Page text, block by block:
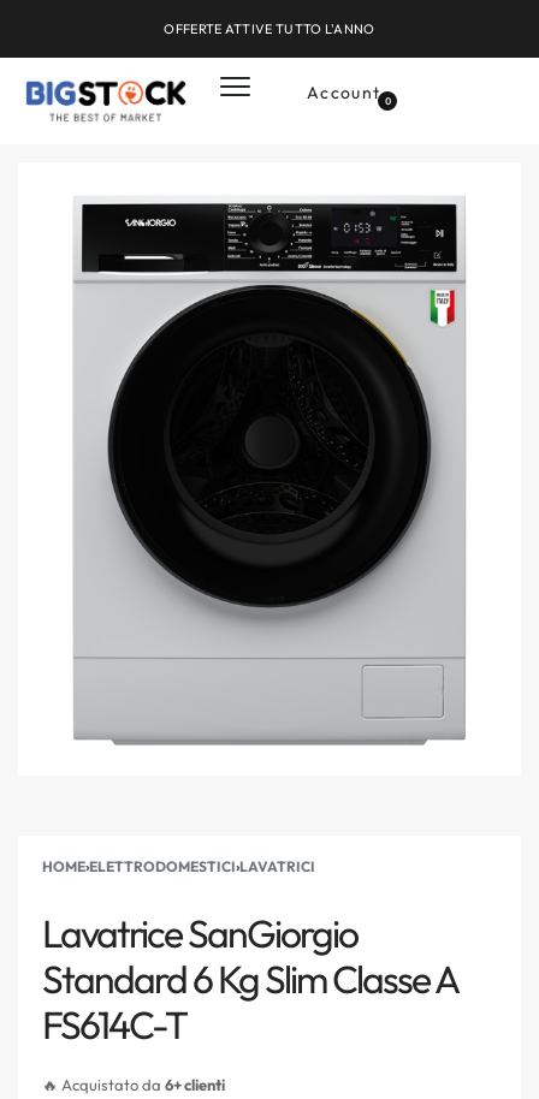
OFFERTE ATTIVE TUTTO L'ANNO
Account 0
HOME›ELETTRODOMESTICI›LAVATRICI
Lavatrice SanGiorgio
Standard 6 Kg Slim Classe A
FS614C-T
🔥 Acquistato da 6+ clienti